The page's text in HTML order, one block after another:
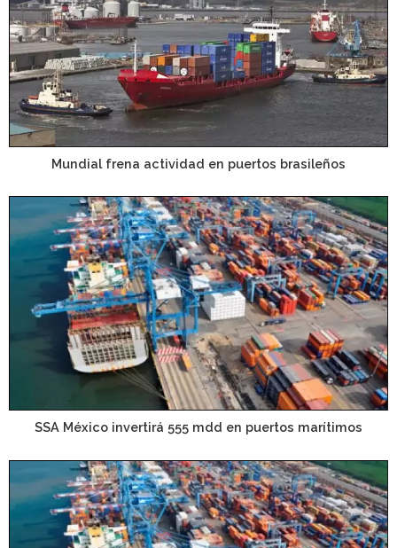
Mundial frena actividad en puertos brasileños
SSA México invertirá 555 mdd en puertos marítimos